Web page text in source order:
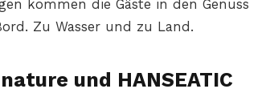
kommen die Gäste in den Genuss
Zu Wasser und zu Land.
und HANSEATIC